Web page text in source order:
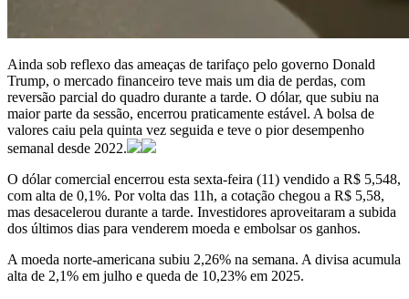
Ainda sob reflexo das ameaças de tarifaço pelo governo Donald
Trump, o mercado financeiro teve mais um dia de perdas, com
reversão parcial do quadro durante a tarde. O dólar, que subiu na
maior parte da sessão, encerrou praticamente estável. A bolsa de
valores caiu pela quinta vez seguida e teve o pior desempenho
semanal desde 2022.
O dólar comercial encerrou esta sexta-feira (11) vendido a R$ 5,548,
com alta de 0,1%. Por volta das 11h, a cotação chegou a R$ 5,58,
mas desacelerou durante a tarde. Investidores aproveitaram a subida
dos últimos dias para venderem moeda e embolsar os ganhos.
A moeda norte-americana subiu 2,26% na semana. A divisa acumula
alta de 2,1% em julho e queda de 10,23% em 2025.